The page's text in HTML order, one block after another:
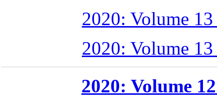
2020: Volume
2020: Volume
2020: Volume